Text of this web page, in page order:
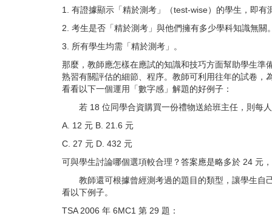
1. 有證據顯示「精於測考」（test-wise）的學生，即
2. 考生是否「精於測考」與他們擁有多少學科知識無關
3. 所有學生均需「精於測考」。
那麼，教師應怎樣在應試的知識和技巧方面幫助學生
熟習有關評估的細節、程序。教師可利用往年的試卷
看看以下一個運用「數字感」解題的好例子：
若 18 位同學合資購買一份禮物送給班主任，則每
A. 12 元 B. 21.6 元
C. 27 元 D. 432 元
可與學生討論哪個選項較合理？答案應是略多於 24 元
教師還可根據曾經測考過的題目的類型，讓學生自
看以下例子。
TSA 2006 年 6MC1 第 29 題：